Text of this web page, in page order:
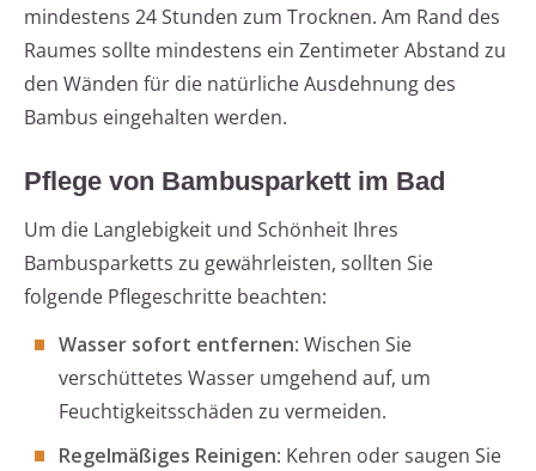
mindestens 24 Stunden zum Trocknen. Am Rand des
Raumes sollte mindestens ein Zentimeter Abstand zu
den Wänden für die natürliche Ausdehnung des
Bambus eingehalten werden.
Pflege von Bambusparkett im Bad
Um die Langlebigkeit und Schönheit Ihres
Bambusparketts zu gewährleisten, sollten Sie
folgende Pflegeschritte beachten:
Wasser sofort entfernen: Wischen Sie
verschüttetes Wasser umgehend auf, um
Feuchtigkeitsschäden zu vermeiden.
Regelmäßiges Reinigen: Kehren oder saugen Sie